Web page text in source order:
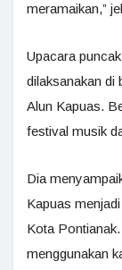
meramaikan,”
Upacara
dilaksanakan di
Alun Kapuas.
festival musik
Dia
Kapuas
Kota
menggunakan